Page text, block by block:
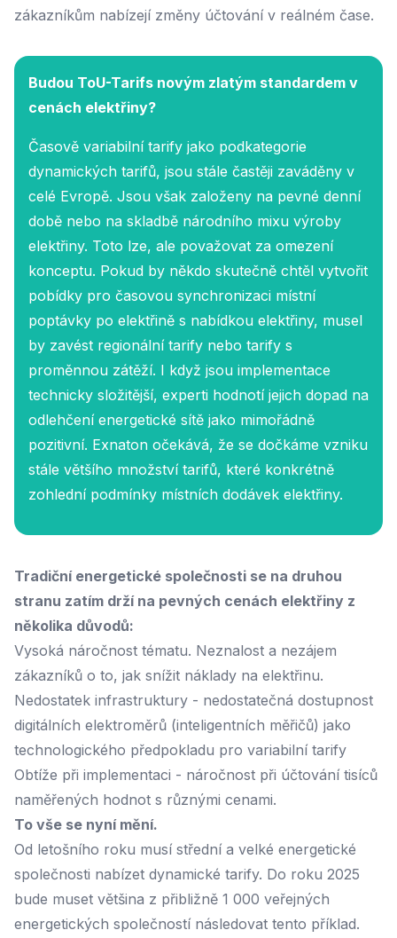
zákazníkům nabízejí změny účtování v reálném čase.
Budou ToU-Tarifs novým zlatým standardem v
cenách elektřiny?
Časově variabilní tarify jako podkategorie
dynamických tarifů, jsou stále častěji zaváděny v
celé Evropě. Jsou však založeny na pevné denní
době nebo na skladbě národního mixu výroby
elektřiny. Toto lze, ale považovat za omezení
konceptu. Pokud by někdo skutečně chtěl vytvořit
pobídky pro časovou synchronizaci místní
poptávky po elektřině s nabídkou elektřiny, musel
by zavést regionální tarify nebo tarify s
proměnnou zátěží. I když jsou implementace
technicky složitější, experti hodnotí jejich dopad na
odlehčení energetické sítě jako mimořádně
pozitivní. Exnaton očekává, že se dočkáme vzniku
stále většího množství tarifů, které konkrétně
zohlední podmínky místních dodávek elektřiny.
Tradiční energetické společnosti se na druhou
stranu zatím drží na pevných cenách elektřiny z
několika důvodů:
Vysoká náročnost tématu. Neznalost a nezájem
zákazníků o to, jak snížit náklady na elektřinu.
Nedostatek infrastruktury - nedostatečná dostupnost
digitálních elektroměrů (inteligentních měřičů) jako
technologického předpokladu pro variabilní tarify
Obtíže při implementaci - náročnost při účtování tisíců
naměřených hodnot s různými cenami.
To vše se nyní mění.
Od letošního roku musí střední a velké energetické
společnosti nabízet dynamické tarify. Do roku 2025
bude muset většina z přibližně 1 000 veřejných
energetických společností následovat tento příklad.